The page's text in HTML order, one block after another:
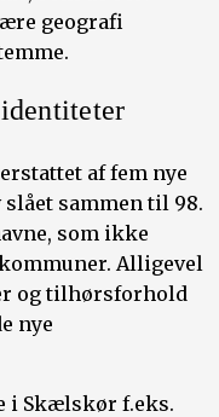
geografi
af fem nye
sammen til 98.
som ikke
Alligevel
og tilhørsforhold
nye
i Skælskør f.eks.